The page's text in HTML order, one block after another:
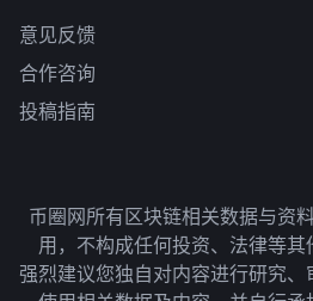
意见反馈
合作咨询
投稿指南
币圈网所有区块链相关数据与资
用，不构成任何投资、法律等其
强烈建议您独自对内容进行研究